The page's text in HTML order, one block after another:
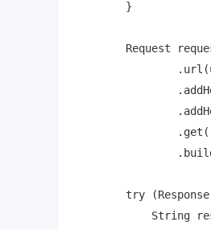
        }
Request
try
String